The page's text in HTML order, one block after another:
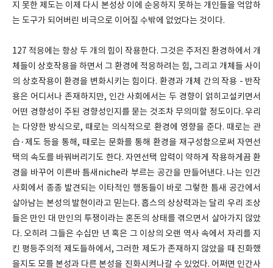
지 못한 제도는 이제 다시 본성상 이에 순응하지 못하는 개인들을 억압하
는 도구가 되어버린 비극으로 이어질 수밖에 없었다는 것이다.
127 적응에는 항상 두 개의 힘이 작용한다. 그것은 주저진 환경하에서 개
체들이 상호작용을 하면서 그 환경에 적응하려는 힘, 그리고 개체들 사이
의 상호작용이 환경을 변화시키는 힘이다. 환경과 개체 간의 작용 - 반작
용은 어디서나 존재하지만, 인간 사회에서는 두 경향이 얽히고설키면서
어떤 경향성이 주된 경향성인지를 묻는 것조차 무의미할 정도이다. 우리
는 다양한 방식으로, 때로는 의식적으로 환경에 영향을 준다. 때로는 관
습·제도 등을 통해, 때로는 문화를 통해 환경을 재구성함으로써 자연선
택의 속도를 바꿔버리기도 한다. 자연선택 압력이 약하게 작용하게끔 환
경을 바꾸어 이른바 틈새niche라 부르는 공간을 만들어낸다. 나는 인간
사회에서 종종 발견되는 이타적인 행동들이 바로 그렇한 틈새 공간에서
살아남는 본성의 발현이라고 믿는다. 홉스의 상상력과는 달리 우리 조상
들은 만인 대 만인의 투쟁이라는 혼돈의 상태를 겪으면서 살아가지 않았
다. 오히려 그들은 수십만 년 혹은 그 이상의 오랜 역사 속에서 자리를 지
킨 평등주의적 제도들하에서, 그러한 제도가 존재하지 않았을 때 진화했
을지도 모를 본성과 다른 본성을 진화시켜나갈 수 있었다. 어쩌면 인간사